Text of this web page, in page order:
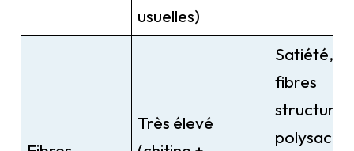
usuelles)
Très élevé
Satiété,
fibres